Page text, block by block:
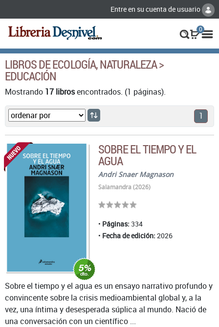
Entre en su cuenta de usuario
0
LIBROS DE ECOLOGÍA, NATURALEZA >
EDUCACIÓN
Mostrando 17 librosencontrados. (1 páginas).
1
SOBRE EL TIEMPO Y EL
AGUA
Andri Snaer Magnason
Salamandra (2026)
Páginas: 334
Fecha de edición: 2026
Sobre el tiempo y el agua es un ensayo narrativo profundo y
convincente sobre la crisis medioambiental global y, a la
vez, una íntima y desesperada súplica al mundo. Nació de
una conversación con un científico ...